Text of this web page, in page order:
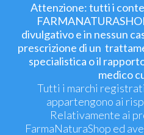
Attenzione: tutti i
divulgativo e in nessun
prescrizione di un
specialistica o il
medico
Tutti i marchi
appartengono ai
Relativamente ai
FarmaNaturaShop ed